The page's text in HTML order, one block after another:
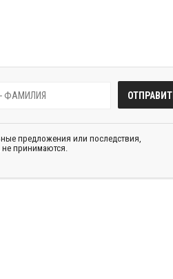
предложения или последствия,
принимаются.